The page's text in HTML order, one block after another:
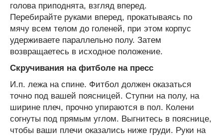
голова приподнята, взгляд вперед.
Перебирайте руками вперед, прокатываясь по
мячу всем телом до голеней, при этом корпус
удерживаете параллельно полу. Затем
возвращаетесь в исходное положение.
Скручивания на фитболе на пресс
И.п. лежа на спине. Фитбол должен оказаться
точно под вашей поясницей. Ступни на полу, на
ширине плеч, прочно упираются в пол. Колени
согнуты под прямым углом. Выгнитесь в пояснице,
чтобы ваши плечи оказались ниже груди. Руки на